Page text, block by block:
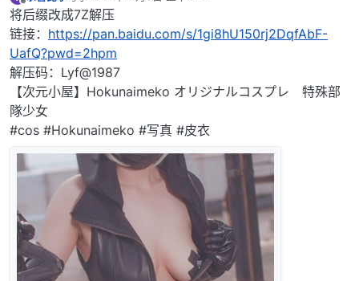
离线 最后由 编辑
将后缀改成7Z解压
链接： https://pan.baidu.com/s/1gi8hU150rj2DqfAbF-
UafQ?pwd=2hpm
解压码：Lyf@1987
【次元小屋】Hokunaimeko オリジナルコスプレ 特殊部
隊少女
#cos #Hokunaimeko #写真 #皮衣